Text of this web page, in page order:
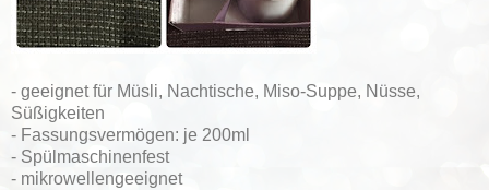
- geeignet für Müsli, Nachtische, Miso-Suppe, Nüsse,
Süßigkeiten
- Fassungsvermögen: je 200ml
- Spülmaschinenfest
- mikrowellengeeignet